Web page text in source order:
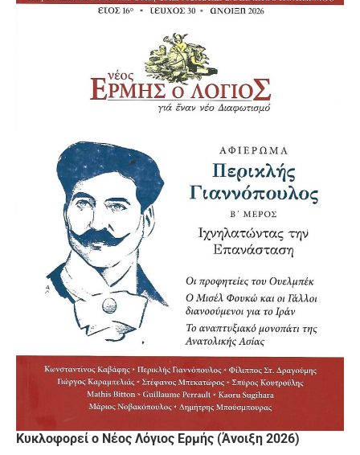
Κυκλοφορεί ο Νέος Λόγιος Ερμής (Άνοιξη 2026)